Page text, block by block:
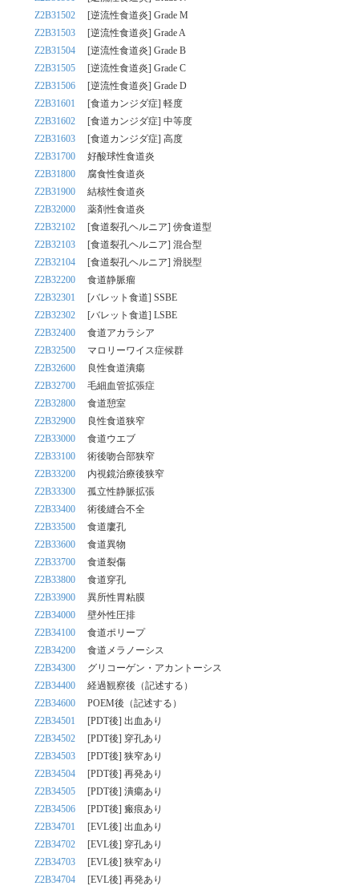
Z2B31502
[逆流性食道炎] Grade M
Z2B31503
[逆流性食道炎] Grade A
Z2B31504
[逆流性食道炎] Grade B
Z2B31505
[逆流性食道炎] Grade C
Z2B31506
[逆流性食道炎] Grade D
Z2B31601
[食道カンジダ症] 軽度
Z2B31602
[食道カンジダ症] 中等度
Z2B31603
[食道カンジダ症] 高度
Z2B31700
好酸球性食道炎
Z2B31800
腐食性食道炎
Z2B31900
結核性食道炎
Z2B32000
薬剤性食道炎
Z2B32102
[食道裂孔ヘルニア] 傍食道型
Z2B32103
[食道裂孔ヘルニア] 混合型
Z2B32104
[食道裂孔ヘルニア] 滑脱型
Z2B32200
食道静脈瘤
Z2B32301
[バレット食道] SSBE
Z2B32302
[バレット食道] LSBE
Z2B32400
食道アカラシア
Z2B32500
マロリーワイス症候群
Z2B32600
良性食道潰瘍
Z2B32700
毛細血管拡張症
Z2B32800
食道憩室
Z2B32900
良性食道狭窄
Z2B33000
食道ウエブ
Z2B33100
術後吻合部狭窄
Z2B33200
内視鏡治療後狭窄
Z2B33300
孤立性静脈拡張
Z2B33400
術後縫合不全
Z2B33500
食道廔孔
Z2B33600
食道異物
Z2B33700
食道裂傷
Z2B33800
食道穿孔
Z2B33900
異所性胃粘膜
Z2B34000
壁外性圧排
Z2B34100
食道ポリープ
Z2B34200
食道メラノーシス
Z2B34300
グリコーゲン・アカントーシス
Z2B34400
経過観察後（記述する）
Z2B34600
POEM後（記述する）
Z2B34501
[PDT後] 出血あり
Z2B34502
[PDT後] 穿孔あり
Z2B34503
[PDT後] 狭窄あり
Z2B34504
[PDT後] 再発あり
Z2B34505
[PDT後] 潰瘍あり
Z2B34506
[PDT後] 瘢痕あり
Z2B34701
[EVL後] 出血あり
Z2B34702
[EVL後] 穿孔あり
Z2B34703
[EVL後] 狭窄あり
Z2B34704
[EVL後] 再発あり